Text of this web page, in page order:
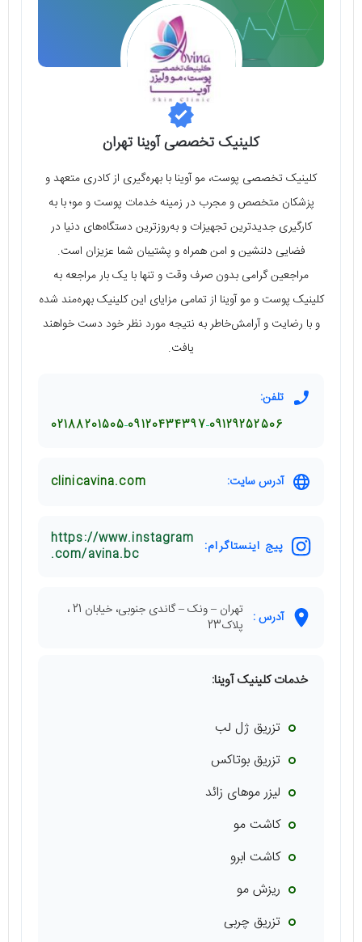
کلینیک تخصصی آوینا تهران
کلینیک تخصصی پوست، مو آوینا با بهره‌گیری از کادری متعهد و
پزشکان متخصص و مجرب در زمینه خدمات پوست و مو؛ با به
کارگیری جدیدترین تجهیزات و به‌روزترین دستگاه‌های دنیا در
فضایی دلنشین و امن همراه و پشتیبان شما عزیزان است.
مراجعین گرامی بدون صرف وقت و تنها با یک بار مراجعه به
کلینیک پوست و مو آوینا از تمامی مزایای این کلینیک بهره‌مند شده
و با رضایت و آرامش‌خاطر به نتیجه مورد نظر خود دست خواهند
یافت.
تلفن:
09129252506
09120434397
02188201505
آدرس سایت: clinicavina.com
پیج اینستاگرام:
https://www.instagram
.com/avina.bc
آدرس :
تهران – ونک – گاندی جنوبی، خیابان 21 ،
پلاک23
خدمات کلینیک آوینا:
تزریق ژل لب
تزریق بوتاکس
لیزر موهای زائد
کاشت مو
کاشت ابرو
ریزش مو
تزریق چربی